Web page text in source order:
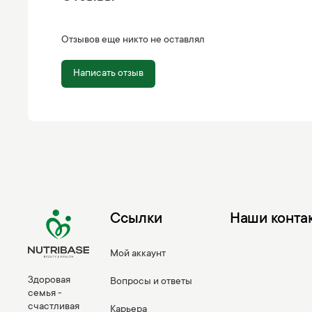
Отзывов еще никто не оставлял
Написать отзыв
Здоровая
семья -
счастливая
Ссылки
Мой аккаунт
Вопросы и ответы
Наши